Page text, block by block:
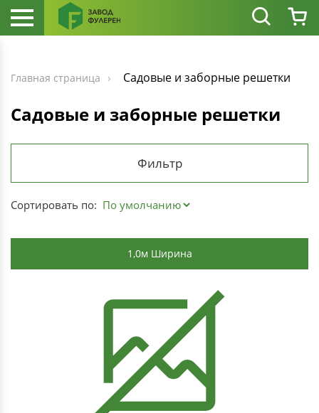
Главная страница Садовые и заборные решетки
Садовые и заборные решетки
Фильтр
Сортировать по:
1,0м Ширина